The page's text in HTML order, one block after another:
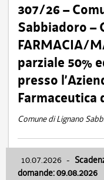
307/26 –
Sabbiadoro –
FARMACIA/
parziale 50%
presso
Farmaceutica
Comune di Lignano
10.07.2026 -
domande: 09.08.2026